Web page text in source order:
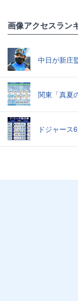
画像アクセスラン
中日が新庄
関東「真夏
ドジャース